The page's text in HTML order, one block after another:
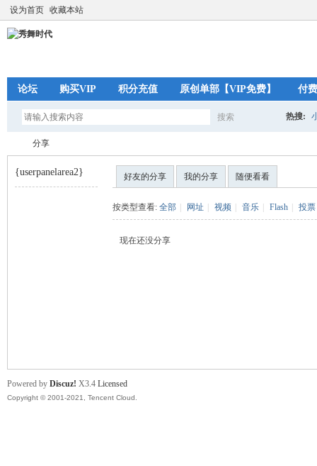
设为首页 收藏本站
论坛 购买VIP 积分充值 原创单部【VIP免费】 付
搜索 热搜:
分享
{userpanelarea2} 好友的分享 我的分享 随便看看
按类型查看: 全部 网址 视频 音乐 Flash 投票
现在还没分享
Powered by Discuz! X3.4 Licensed
Copyright © 2001-2021, Tencent Cloud.